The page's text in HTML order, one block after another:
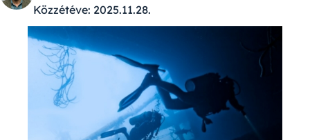
Közzétéve: 2025.11.28.